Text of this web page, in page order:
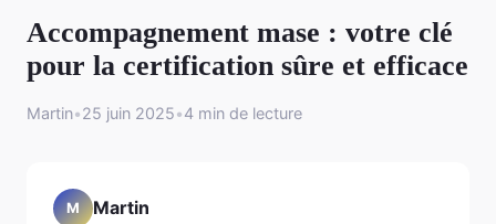
Accompagnement mase : votre clé
pour la certification sûre et efficace
Martin•25 juin 2025•4 min de lecture
M Martin